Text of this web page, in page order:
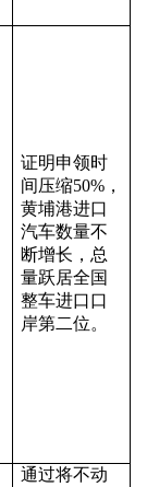
证明申领时
间压缩50% ，
黄埔港进口
汽车数量不
断增长，总
量跃居全国
整车进口口
岸第二位。
通过将不动